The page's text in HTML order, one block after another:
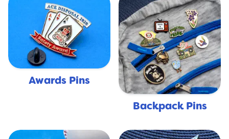
Awards Pins
Backpack Pins